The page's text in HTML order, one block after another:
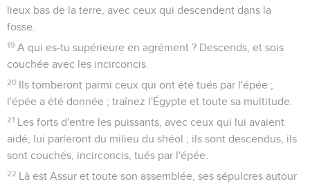
lieux bas de la terre, avec ceux qui descendent dans la
fosse.
19 A qui es-tu supérieure en agrément ? Descends, et sois
couchée avec les incirconcis.
20 Ils tomberont parmi ceux qui ont été tués par l'épée ;
l'épée a été donnée ; traînez l'Égypte et toute sa multitude.
21 Les forts d'entre les puissants, avec ceux qui lui avaient
aidé, lui parleront du milieu du shéol ; ils sont descendus, ils
sont couchés, incirconcis, tués par l'épée.
22 Là est Assur et toute son assemblée, ses sépulcres autour